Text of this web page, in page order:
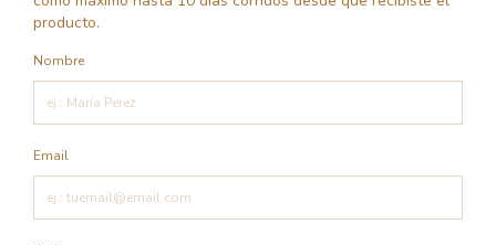
producto.
Nombre
Email